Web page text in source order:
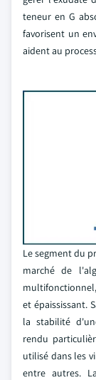
teneur en G
favorisent un
aident au
Le segment du
marché de
et épaississant.
la stabilité
rendu
utilisé dans les
entre autres.